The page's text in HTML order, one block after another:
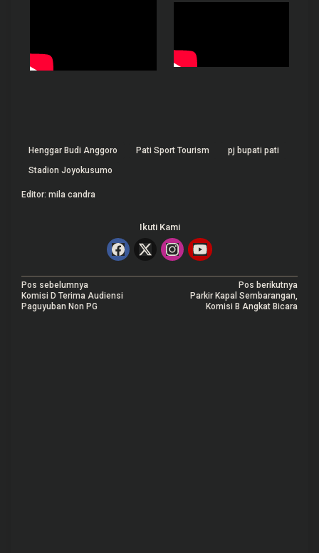
Henggar Budi Anggoro Pati Sport Tourism
pj bupati pati
Stadion Joyokusumo
Editor: mila candra
Ikuti Kami
N
a
Pos sebelumnya
Komisi D Terima Audiensi
Paguyuban Non PG
Pos berikutnya
Parkir Kapal Sembarangan,
Komisi B Angkat Bicara